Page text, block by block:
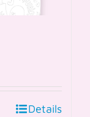
Details